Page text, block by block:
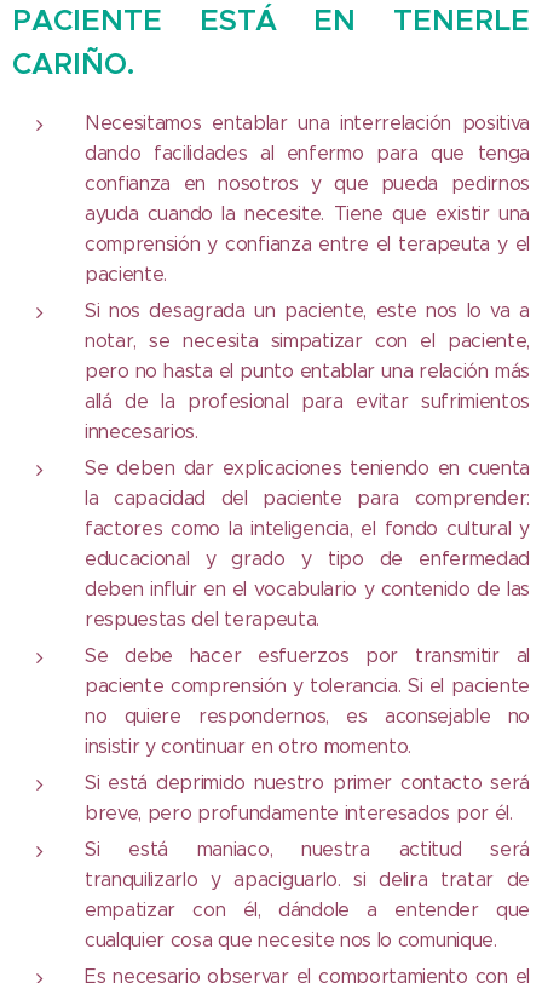
PACIENTE ESTÁ EN TENERLE
CARIÑO.
Necesitamos entablar una interrelación positiva
dando facilidades al enfermo para que tenga
confianza en nosotros y que pueda pedirnos
ayuda cuando la necesite. Tiene que existir una
comprensión y confianza entre el terapeuta y el
paciente.
Si nos desagrada un paciente, este nos lo va a
notar, se necesita simpatizar con el paciente,
pero no hasta el punto entablar una relación más
allá de la profesional para evitar sufrimientos
innecesarios.
Se deben dar explicaciones teniendo en cuenta
la capacidad del paciente para comprender:
factores como la inteligencia, el fondo cultural y
educacional y grado y tipo de enfermedad
deben influir en el vocabulario y contenido de las
respuestas del terapeuta.
Se debe hacer esfuerzos por transmitir al
paciente comprensión y tolerancia. Si el paciente
no quiere respondernos, es aconsejable no
insistir y continuar en otro momento.
Si está deprimido nuestro primer contacto será
breve, pero profundamente interesados por él.
Si está maniaco, nuestra actitud será
tranquilizarlo y apaciguarlo. si delira tratar de
empatizar con él, dándole a entender que
cualquier cosa que necesite nos lo comunique.
Es necesario observar el comportamiento con el